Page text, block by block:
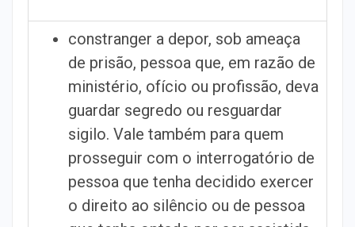
constranger a depor, sob ameaça
de prisão, pessoa que, em razão de
ministério, ofício ou profissão, deva
guardar segredo ou resguardar
sigilo. Vale também para quem
prosseguir com o interrogatório de
pessoa que tenha decidido exercer
o direito ao silêncio ou de pessoa